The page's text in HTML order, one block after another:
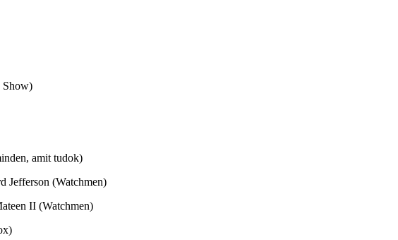
Show)
amit tudok)
Jefferson (Watchmen)
II (Watchmen)